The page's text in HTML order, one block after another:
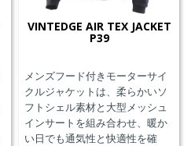
VINTEDGE AIR TEX JACKET
P39
メンズフード付きモーターサイ
クルジャケットは、柔らかいソ
フトシェル素材と大型メッシュ
インサートを組み合わせ、暖か
い日でも通気性と快適性を確